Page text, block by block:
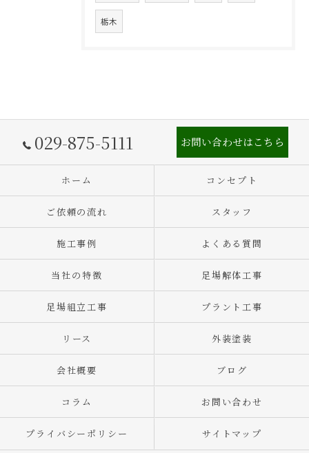
栃木
029-875-5111 お問い合わせはこちら
ホーム コンセプト
ご依頼の流れ スタッフ
施工事例 よくある質問
当社の特徴 足場解体工事
足場組立工事 プラント工事
リース 外装塗装
会社概要 ブログ
コラム お問い合わせ
プライバシーポリシー サイトマップ